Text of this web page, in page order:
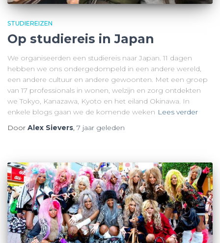
STUDIEREIZEN
Op studiereis in Japan
We organiseerden een studiereis naar Japan. 11 dagen
hebben we ons ondergedompeld in een andere wereld,
een andere cultuur en andere gewoonten. Met een groep
van 17 professionals in wonen, welzijn en zorg ontdekten
we Tokyo, Kanazawa, Kyoto en het eiland Okinawa. In
enkele blogs gaan we de komende weken Lees verder
Door Alex Sievers, 7 jaar geleden